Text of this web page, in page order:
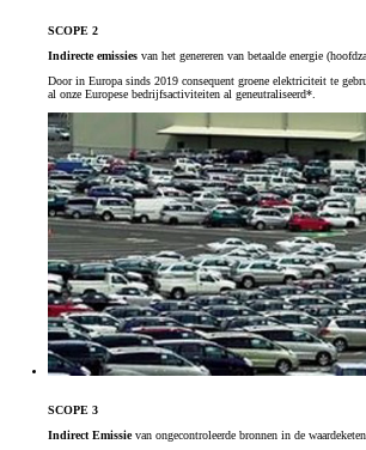
SCOPE 2
Indirecte emissies van het genereren van betaalde energie
Door in Europa sinds 2019 consequent groene elektriciteit te
al onze Europese bedrijfsactiviteiten al geneutraliseerd*.
SCOPE 3
Indirect Emissievan ongecontroleerde bronnen in de